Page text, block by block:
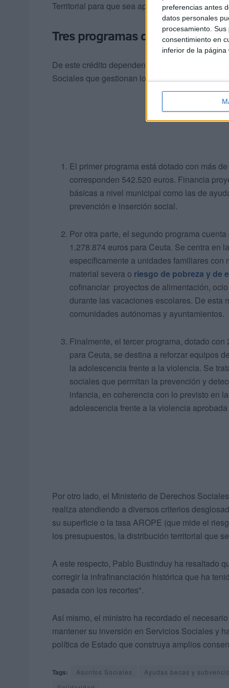
preferencias antes
datos personales
procesamiento.
consentimiento en
inferior de la página
Territorial para que sea aprobado y pueda
Tres programas que gestionan
De este crédito dependen tres programas
Sociales que gestionan los gobiernos
El primer programa está dotado con más
corresponden 542.520 euros. Financia
básicas a nivel municipal como las de
prevención e inserción social.
Por otra parte, el segundo programa
1.278.874 euros para Ceuta. Se centra en
específicamente a unidades familiares
material severa o riesgo de pobreza y de
cofinanciar proyectos de alimentación,
durante las vacaciones escolares. De esta
comunidades autónomas y ayuntamientos.
Finalmente, el tercer programa, dotado
para Ceuta, se destina a reforzar equipos
la adolescencia frente a la violencia. Se
sociales que permitan la prevención y
infancia, en coherencia con lo previsto en
adolescencia frente a la violencia
Por otro lado, el Ministerio de Derechos
realiza atendiendo a diversos criterios
su superficie o la tasa AROPE (que mide el
los presupuestos, la distribución territorial que
A este respecto, Pablo Bustinduy ha resaltado
corregir la infrafinanciación histórica que ha
pasada con los recortes".
Así mismo, el ministro ha recordado el
mantener su inversión en Servicios Sociales y
política de Estado que construya amplios
Tags: Asuntos Sociales Ayudas becas y